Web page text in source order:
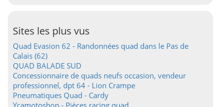
Sites les plus vus
Quad Evasion 62 - Randonnées quad dans le Pas de
Calais (62)
QUAD BALADE SUD
Concessionnaire de quads neufs occasion, vendeur
professionnel, dpt 64 - Lion Crampe
Pneumatiques Quad - Cardy
Ycamotoshop - Pièces racing quad